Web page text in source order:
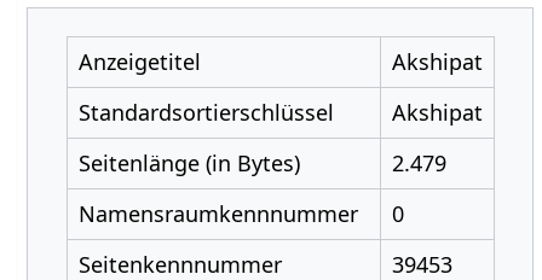
Anzeigetitel
Akshipat
Standardsortierschlüssel
Akshipat
Seitenlänge (in Bytes)
2.479
Namensraumkennnummer
0
Seitenkennnummer
39453